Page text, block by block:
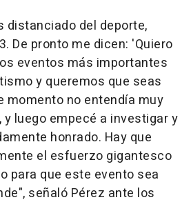
distanciado del deporte,
De pronto me dicen: 'Quiero
eventos más importantes
y queremos que seas
momento no entendía muy
luego empecé a investigar y
honrado. Hay que
el esfuerzo gigantesco
para que este evento sea
señaló Pérez ante los